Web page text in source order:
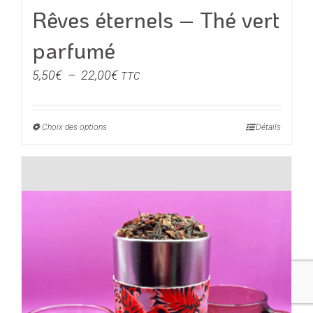
du
produit
Rêves éternels – Thé vert
parfumé
5,50€ – 22,00€Plage
prix :
TTC
Choix des optionsCe
variations.
Les
options
peuvent
être
choisies
Détails